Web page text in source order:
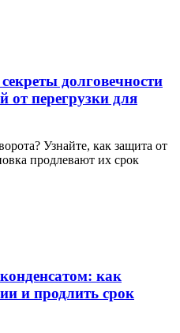
долговечности
от перегрузки для
Узнайте, как защита от
продлевают их срок
как
и продлить срок